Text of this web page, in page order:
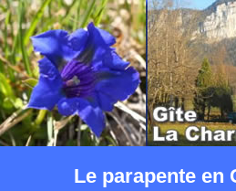
Le parapente en